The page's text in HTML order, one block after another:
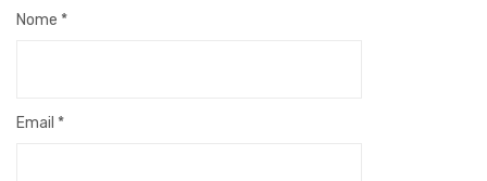
Nome *
Email *